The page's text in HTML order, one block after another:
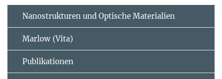
Nanostrukturen und Optische Materialien
Marlow (Vita)
Publikationen